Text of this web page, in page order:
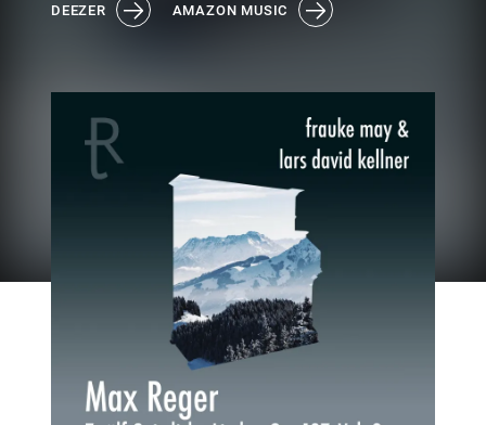
DEEZER AMAZON MUSIC